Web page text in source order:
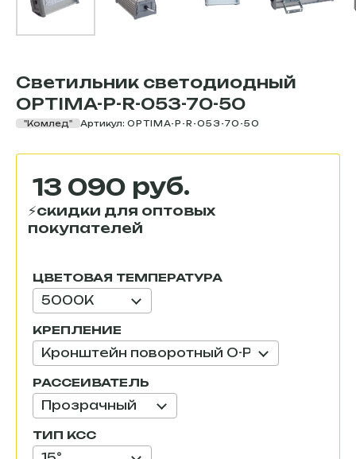
Светильник светодиодный
OPTIMA-P-R-053-70-50
"Комлед" Артикул: OPTIMA-P-R-053-70-50
13 090 руб.
ЦВЕТОВАЯ ТЕМПЕРАТУРА
КРЕПЛЕНИЕ
РАССЕИВАТЕЛЬ
ТИП КСС